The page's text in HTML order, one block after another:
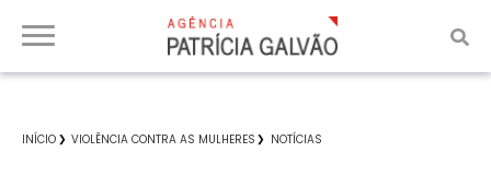
INÍCIO VIOLÊNCIA CONTRA AS MULHERES NOTÍCIAS